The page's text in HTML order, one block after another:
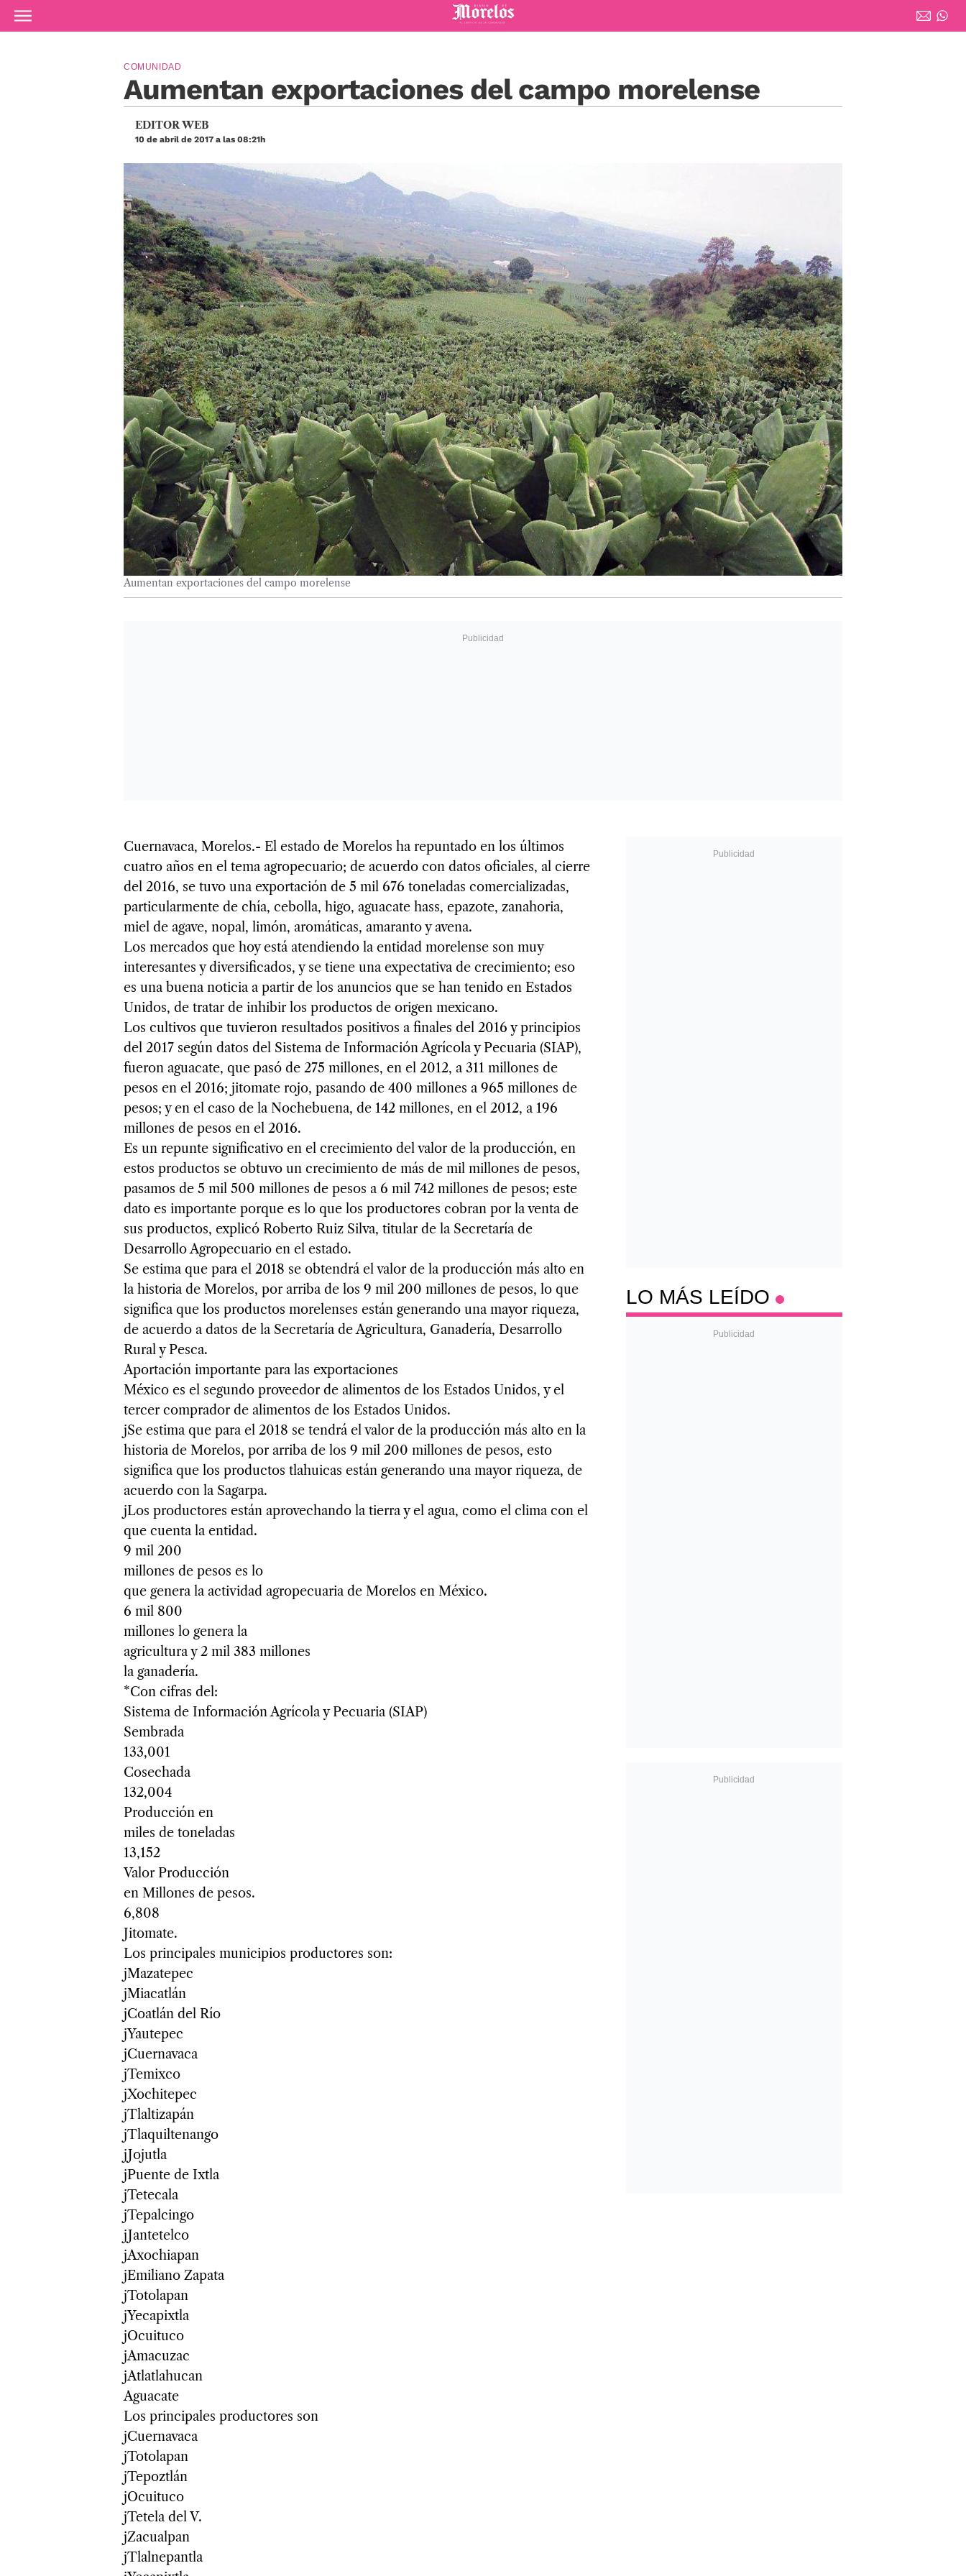
Ir al contenido principal
Diario de Morelos
Aumentan exportaciones del campo morelense
COMUNIDAD
EDITOR WEB
10 de abril de 2017 a las 08:21h
Aumentan exportaciones del campo morelense
Cuernavaca, Morelos.- El estado de Morelos ha repuntado en los últimos
cuatro años en el tema agropecuario; de acuerdo con datos oficiales, al cierre
del 2016, se tuvo una exportación de 5 mil 676 toneladas comercializadas,
particularmente de chía, cebolla, higo, aguacate hass, epazote, zanahoria,
miel de agave, nopal, limón, aromáticas, amaranto y avena.
Los mercados que hoy está atendiendo la entidad morelense son muy
interesantes y diversificados, y se tiene una expectativa de crecimiento; eso
es una buena noticia a partir de los anuncios que se han tenido en Estados
Unidos, de tratar de inhibir los productos de origen mexicano.
Los cultivos que tuvieron resultados positivos a finales del 2016 y principios
del 2017 según datos del Sistema de Información Agrícola y Pecuaria (SIAP),
fueron aguacate, que pasó de 275 millones, en el 2012, a 311 millones de
pesos en el 2016; jitomate rojo, pasando de 400 millones a 965 millones de
pesos; y en el caso de la Nochebuena, de 142 millones, en el 2012, a 196
millones de pesos en el 2016.
Es un repunte significativo en el crecimiento del valor de la producción, en
estos productos se obtuvo un crecimiento de más de mil millones de pesos,
pasamos de 5 mil 500 millones de pesos a 6 mil 742 millones de pesos; este
dato es importante porque es lo que los productores cobran por la venta de
sus productos, explicó Roberto Ruiz Silva, titular de la Secretaría de
Desarrollo Agropecuario en el estado.
Se estima que para el 2018 se obtendrá el valor de la producción más alto en
la historia de Morelos, por arriba de los 9 mil 200 millones de pesos, lo que
significa que los productos morelenses están generando una mayor riqueza,
de acuerdo a datos de la Secretaría de Agricultura, Ganadería, Desarrollo
Rural y Pesca.
Aportación importante para las exportaciones
México es el segundo proveedor de alimentos de los Estados Unidos, y el
tercer comprador de alimentos de los Estados Unidos.
jSe estima que para el 2018 se tendrá el valor de la producción más alto en la
historia de Morelos, por arriba de los 9 mil 200 millones de pesos, esto
significa que los productos tlahuicas están generando una mayor riqueza, de
acuerdo con la Sagarpa.
jLos productores están aprovechando la tierra y el agua, como el clima con el
que cuenta la entidad.
9 mil 200
millones de pesos es lo
que genera la actividad agropecuaria de Morelos en México.
6 mil 800
millones lo genera la
agricultura y 2 mil 383 millones
la ganadería.
*Con cifras del:
Sistema de Información Agrícola y Pecuaria (SIAP)
Sembrada
133,001
Cosechada
132,004
Producción en
miles de toneladas
13,152
Valor Producción
en Millones de pesos.
6,808
Jitomate.
Los principales municipios productores son:
jMazatepec
jMiacatlán
jCoatlán del Río
jYautepec
jCuernavaca
jTemixco
jXochitepec
jTlaltizapán
jTlaquiltenango
jJojutla
jPuente de Ixtla
jTetecala
jTepalcingo
jJantetelco
jAxochiapan
jEmiliano Zapata
jTotolapan
jYecapixtla
jOcuituco
jAmacuzac
jAtlatlahucan
Aguacate
Los principales productores son
jCuernavaca
jTotolapan
jTepoztlán
jOcuituco
jTetela del V.
jZacualpan
jTlalnepantla
LO MÁS LEÍDO